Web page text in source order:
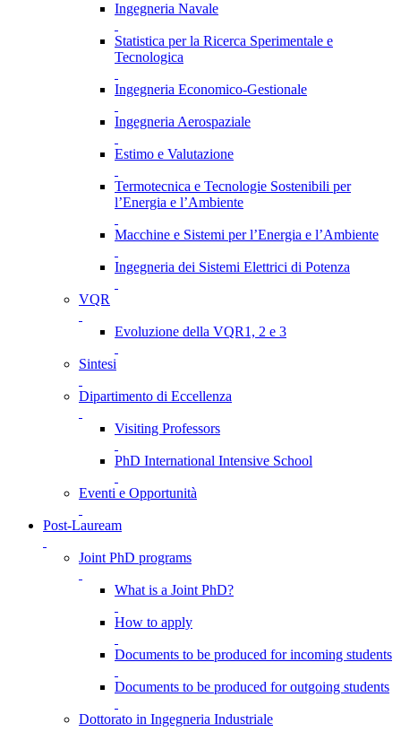
Ingegneria Navale
Statistica per la Ricerca Sperimentale e
Tecnologica
Ingegneria Economico-Gestionale
Ingegneria Aerospaziale
Estimo e Valutazione
Termotecnica e Tecnologie Sostenibili per
l’Energia e l’Ambiente
Macchine e Sistemi per l’Energia e l’Ambiente
Ingegneria dei Sistemi Elettrici di Potenza
VQR
Evoluzione della VQR1, 2 e 3
Sintesi
Dipartimento di Eccellenza
Visiting Professors
PhD International Intensive School
Eventi e Opportunità
Post-Lauream
Joint PhD programs
What is a Joint PhD?
How to apply
Documents to be produced for incoming students
Documents to be produced for outgoing students
Dottorato in Ingegneria Industriale